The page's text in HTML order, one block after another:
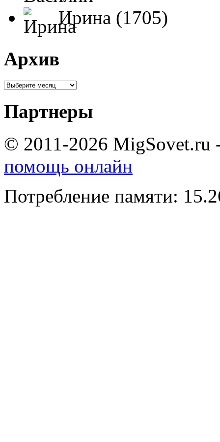
Ирина (1705)
Архив
Партнеры
© 2011-2026 MigSovet.ru
помощь онлайн
Потребление памяти: